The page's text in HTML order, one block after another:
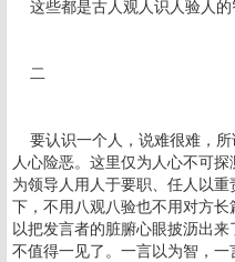
这些都是古人观人识人验人的
二
要认识一个人，说难很难，
人心险恶。这里仅为人心不可
为领导人用人于要职、任人以
下，不用八观八验也不用对方
以把发言者的脏腑心眼披沥出
不值得一见了。一言以为智，一